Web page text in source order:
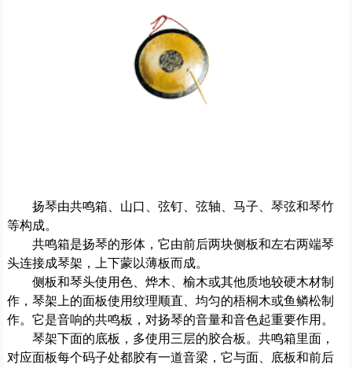
扬琴由共鸣箱、山口、弦钉、弦轴、马子、琴弦和琴竹
等构成。
共鸣箱是扬琴的形体，它由前后两块侧板和左右两端琴
头连接成琴架，上下蒙以薄板而成。
侧板和琴头使用色、烨木、榆木或其他质地较硬木材制
作，琴架上的面板使用纹理顺直、均匀的梧桐木或鱼鳞松制
作。它是音响的共鸣板，对扬琴的音量和音色起重要作用。
琴架下面的底板，多使用三层的胶合板。共鸣箱里面，
对应面板每个码子处都胶有一道音梁，它与面、底板和前后